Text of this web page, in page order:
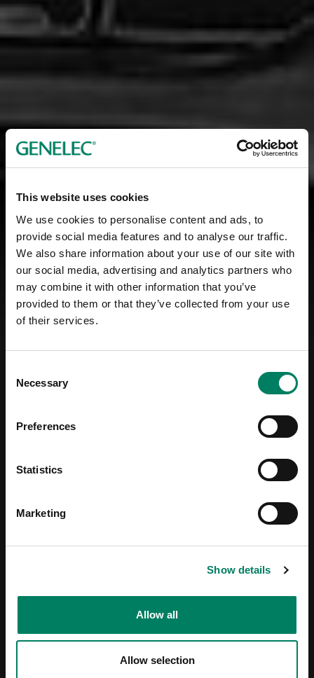
This website uses cookies
We use cookies to personalise content and ads, to
provide social media features and to analyse our traffic.
We also share information about your use of our site with
our social media, advertising and analytics partners who
may combine it with other information that you’ve
provided to them or that they’ve collected from your use
of their services.
Selection
Necessary
Preferences
Statistics
Marketing
Show details
Allow all
Allow selection